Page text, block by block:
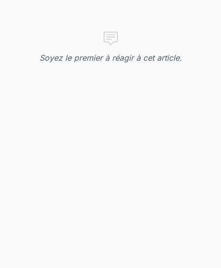
Soyez le premier à réagir à cet article.